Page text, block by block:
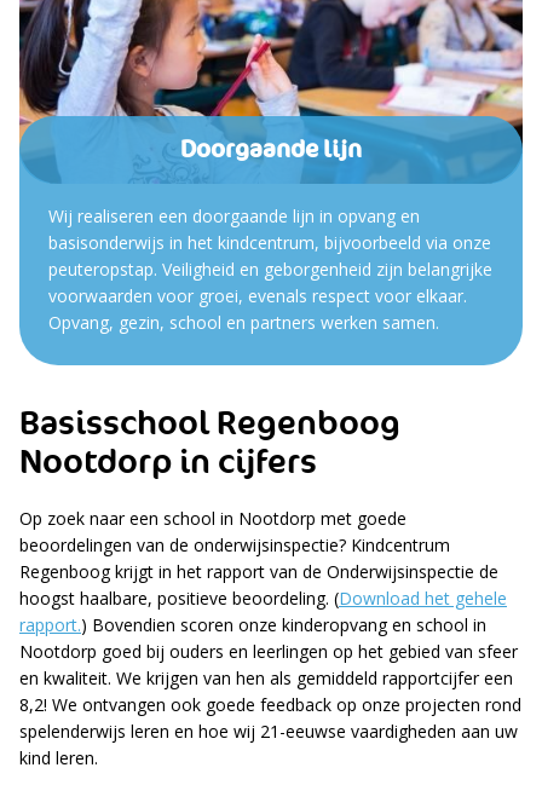
Doorgaande lijn
Wij realiseren een doorgaande lijn in opvang en
basisonderwijs in het kindcentrum, bijvoorbeeld via onze
peuteropstap. Veiligheid en geborgenheid zijn belangrijke
voorwaarden voor groei, evenals respect voor elkaar.
Opvang, gezin, school en partners werken samen.
Basisschool Regenboog
Nootdorp in cijfers
Op zoek naar een school in Nootdorp met goede
beoordelingen van de onderwijsinspectie? Kindcentrum
Regenboog krijgt in het rapport van de Onderwijsinspectie de
hoogst haalbare, positieve beoordeling. (Download het gehele
rapport.) Bovendien scoren onze kinderopvang en school in
Nootdorp goed bij ouders en leerlingen op het gebied van sfeer
en kwaliteit. We krijgen van hen als gemiddeld rapportcijfer een
8,2! We ontvangen ook goede feedback op onze projecten rond
spelenderwijs leren en hoe wij 21-eeuwse vaardigheden aan uw
kind leren.